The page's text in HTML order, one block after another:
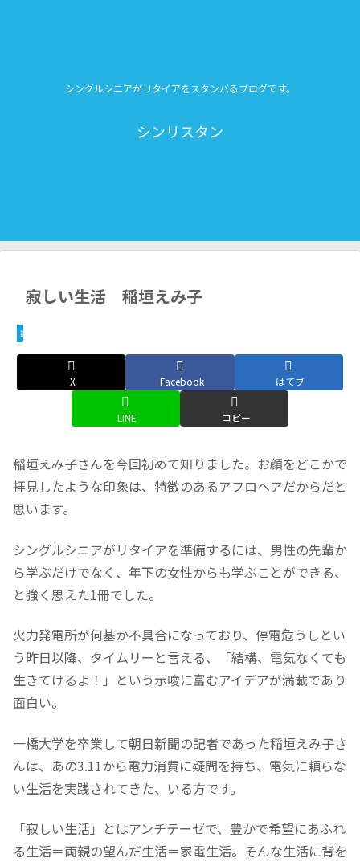
シングルシニアがリタイアをスタンバるブログです。
シンリスタン
寂しい生活 稲垣えみ子
読書とその周辺
X Facebook はてブ
LINE コピー
稲垣えみ子さんを今回初めて知りました。お顔をどこかで
拝見したような印象は、特徴のあるアフロヘアだからだと
思います。
シングルシニアがリタイアを準備するには、男性の先輩か
ら学ぶだけでなく、年下の女性からも学ぶことができる、
と強く思えた1冊でした。
火力発電所が何基か不具合になっており、停電危うしとい
う昨日以降、タイムリーと言える、「結構、電気なくても
生きてけるよ！」という示唆に富むアイデアが満載であり
面白い。
一橋大学を卒業して朝日新聞の記者であった稲垣えみ子さ
んは、あの3.11から電力消費に疑問を持ち、電気に頼らな
い生活を実践されてきた、いる方です。
「寂しい生活」とはアンチテーゼで、豊かで希望にあふれ
る生活＝両親の望んだ生活＝家電生活。そんな生活に背を